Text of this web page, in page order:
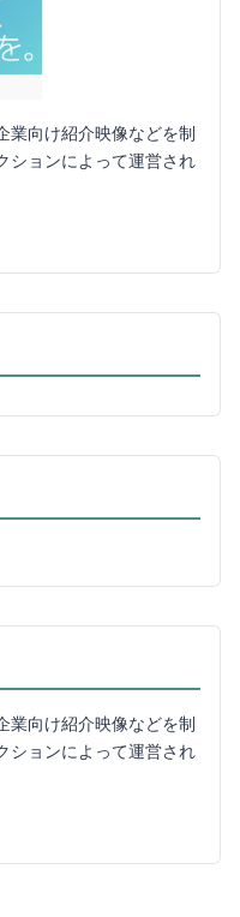
業向け紹介映像などを制
ションによって運営され
業向け紹介映像などを制
ションによって運営され